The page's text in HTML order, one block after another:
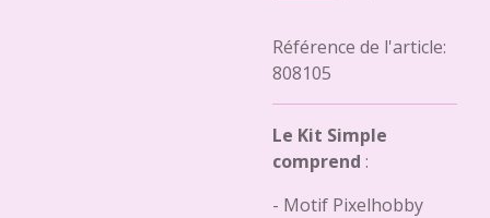
Référence de l'article:
808105
Le Kit Simple
comprend :
- Motif Pixelhobby